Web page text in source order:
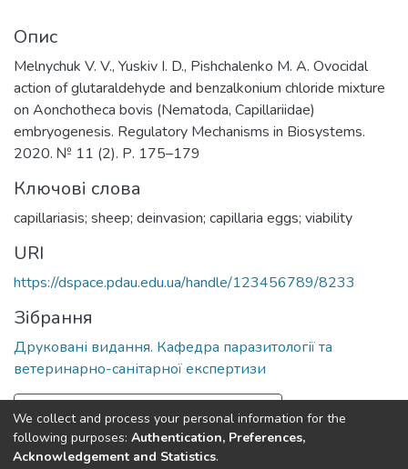
Опис
Melnychuk V. V., Yuskiv I. D., Pishchalenko M. А. Ovocidal
action of glutaraldehyde and benzalkonium chloride mixture
on Aonchotheca bovis (Nematoda, Capillariidae)
embryogenesis. Regulatory Mechanisms in Biosystems.
2020. № 11 (2). Р. 175–179
Ключові слова
capillariasis; sheep; deinvasion; capillaria eggs; viability
URI
https://dspace.pdau.edu.ua/handle/123456789/8233
Зібрання
Друковані видання. Кафедра паразитології та
ветеринарно-санітарної експертизи
Повна інформація про документ
We collect and process your personal information for the
following purposes: Authentication, Preferences,
Acknowledgement and Statistics.